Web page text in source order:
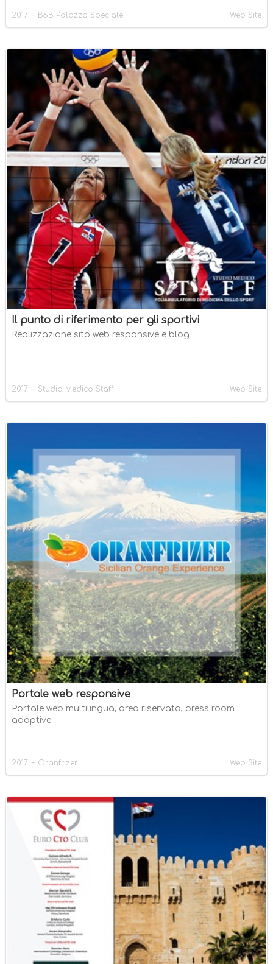
2017 - B&B Palazzo Speciale Web Site
Il punto di riferimento per gli sportivi
Realizzazione sito web responsive e blog
2017 - Studio Medico Staff Web Site
Portale web responsive
Portale web multilingua, area riservata, press room
adaptive
2017 - Oranfrizer Web Site